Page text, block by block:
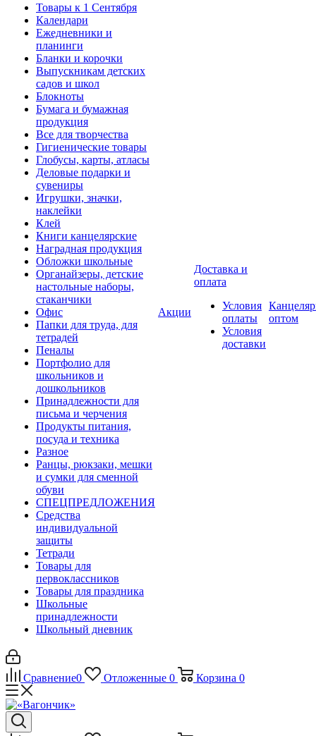
Товары к 1 Сентября
Календари
Ежедневники и
планинги
Бланки и корочки
Выпускникам детских
садов и школ
Блокноты
Бумага и бумажная
продукция
Все для творчества
Гигиенические товары
Глобусы, карты, атласы
Деловые подарки и
сувениры
Игрушки, значки,
наклейки
Клей
Книги канцелярские
Наградная продукция
Обложки школьные
Органайзеры, детские
настольные наборы,
стаканчики
Офис
Папки для труда, для
тетрадей
Пеналы
Портфолио для
школьников и
дошкольников
Принадлежности для
письма и черчения
Продукты питания,
посуда и техника
Разное
Ранцы, рюкзаки, мешки
и сумки для сменной
обуви
СПЕЦПРЕДЛОЖЕНИЯ
Средства
индивидуальной
защиты
Тетради
Товары для
первоклассников
Товары для праздника
Школьные
принадлежности
Школьный дневник
Акции
Доставка и
оплата
Условия
оплаты
Условия
доставки
оптом
Сравнение0 Отложенные 0 Корзина 0